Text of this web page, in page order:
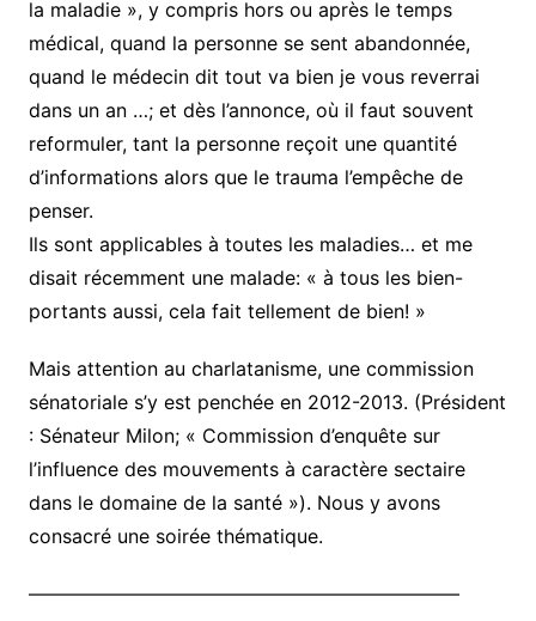
la maladie », y compris hors ou après le temps
médical, quand la personne se sent abandonnée,
quand le médecin dit tout va bien je vous reverrai
dans un an …; et dès l’annonce, où il faut souvent
reformuler, tant la personne reçoit une quantité
d’informations alors que le trauma l’empêche de
penser.
Ils sont applicables à toutes les maladies… et me
disait récemment une malade: « à tous les bien-
portants aussi, cela fait tellement de bien! »
Mais attention au charlatanisme, une commission
sénatoriale s’y est penchée en 2012-2013. (Président
: Sénateur Milon; « Commission d’enquête sur
l’influence des mouvements à caractère sectaire
dans le domaine de la santé »). Nous y avons
consacré une soirée thématique.
——————————————————————–